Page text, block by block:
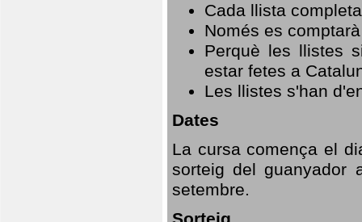
Cada llista
Només es
Perquè les llistes
estar fetes a
Les llistes s'han
Dates
La cursa comença el
sorteig del guanyador
setembre.